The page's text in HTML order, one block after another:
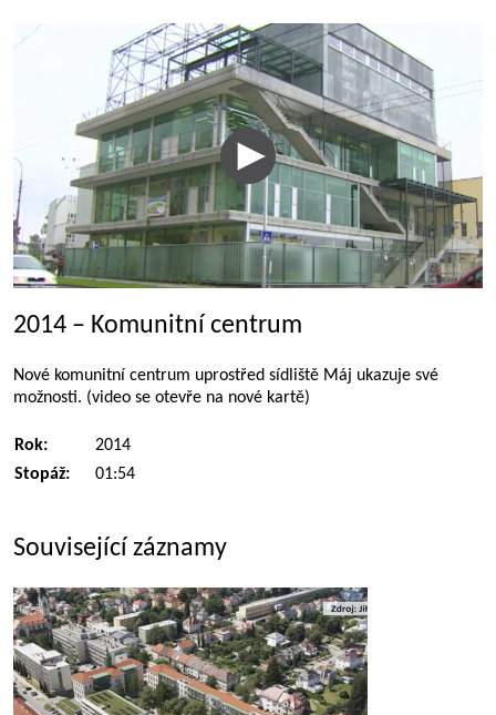
2014 – Komunitní centrum
Nové komunitní centrum uprostřed sídliště Máj ukazuje své
možnosti. (video se otevře na nové kartě)
Rok:
2014
Stopáž:
01:54
Související záznamy